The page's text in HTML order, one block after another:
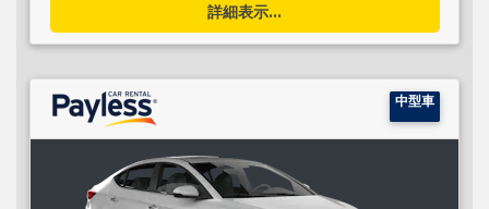
詳細表示...
中型車